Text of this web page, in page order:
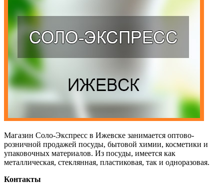
Магазин Соло-Экспресс в Ижевске занимается оптово-
розничной продажей посуды, бытовой химии, косметики и
упаковочных материалов. Из посуды, имеется как
металлическая, стеклянная, пластиковая, так и одноразовая.
Контакты